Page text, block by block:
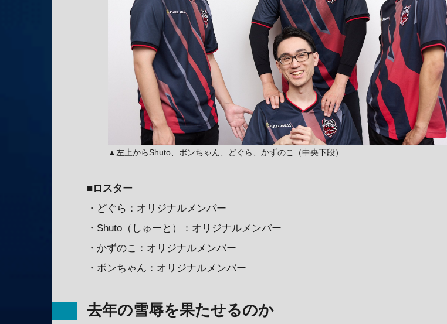
▲左上からShuto、ボンちゃん、どぐら、かずのこ（中央下段）
■ロスター
・どぐら：オリジナルメンバー
・Shuto（しゅーと）：オリジナルメンバー
・かずのこ：オリジナルメンバー
・ボンちゃん：オリジナルメンバー
去年の雪辱を果たせるのか